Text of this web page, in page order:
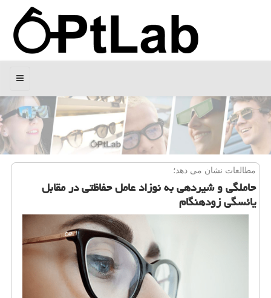
منو
مطالعات نشان می دهد؛
حاملگی و شیردهی به نوزاد عامل حفاظتی در مقابل
یائسگی زودهنگام